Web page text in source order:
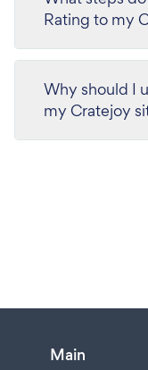
Rating to my
Why should I
my Cratejoy
Main